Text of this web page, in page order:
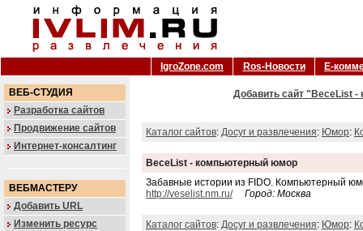
IgroZone.com Ros-Новости Е-
ВЕБ-СТУДИЯ
Разработка сайтов
Продвижение сайтов
Интернет-консалтинг
ВЕБМАСТЕРУ
Добавить URL
Изменить ресурс
Добавить сайт "BeceList
Каталог сайтов: Досуг и развлечения: Юмор:
BeceList - компьютерный юмор
Забавные истории из FIDO. Компьютерный
http://veselist.nm.ru/
Город: Москва
Каталог сайтов: Досуг и развлечения: Юмор: